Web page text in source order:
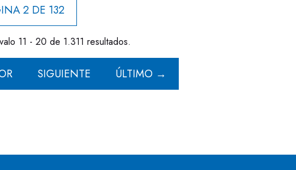
2 DE 132
11 - 20 de 1.311 resultados.
SIGUIENTE ÚLTIMO →